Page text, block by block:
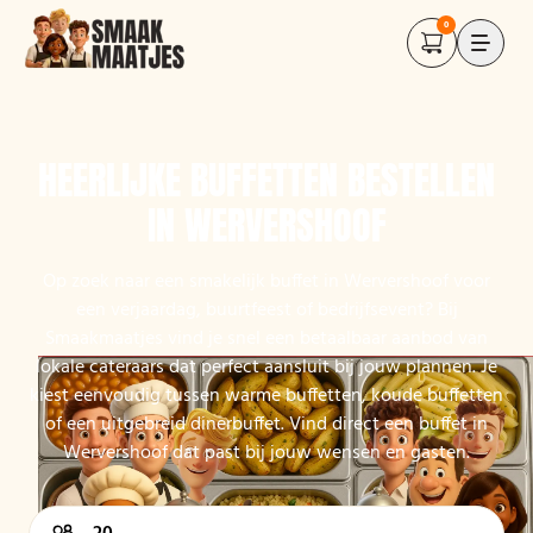
0
lokale cateraars dat perfect aansluit bij jouw plannen. Je
kiest eenvoudig tussen warme buffetten, koude buffetten
of een uitgebreid dinerbuffet. Vind direct een buffet in
Wervershoof dat past bij jouw wensen en gasten.